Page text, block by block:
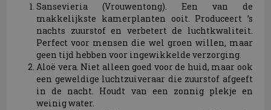
Sansevieria (Vrouwentong). Een van de
makkelijkste kamerplanten ooit. Produceert ’s
nachts zuurstof en verbetert de luchtkwaliteit.
Perfect voor mensen die wel groen willen, maar
geen tijd hebben voor ingewikkelde verzorging.
Aloë vera. Niet alleen goed voor de huid, maar ook
een geweldige luchtzuiveraar die zuurstof afgeeft
in de nacht. Houdt van een zonnig plekje en
weinig water.